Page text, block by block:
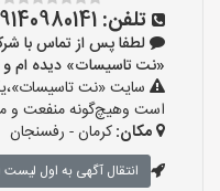
تلفن:
لطفا پس از تماس با
«نت تاسیسات» دیده ام و کد «شرکت-
سایت «نت
است وهیچ‌گونه منفعت و
مکان:کرمان - رفسنجان
انتقال آگهی به اول لیست